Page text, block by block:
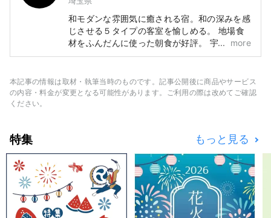
和モダンな雰囲気に癒される宿。和の深みを感
じさせる５タイプの客室を愉しめる。 地場食
材をふんだんに使った朝食が好評。 宇宙船内
のような未来型のパウダールーム。 自然を感
る身も心も温まる空間。 静かながら華やかで
存在感のある“野草”が彩る。 西武秩父駅徒歩8
more
本記事の情報は取材・執筆当時のものです。記事公開後に商品やサービス
の内容・料金が変更となる可能性があります。ご利用の際は改めてご確認
ください。
特集 もっと見る